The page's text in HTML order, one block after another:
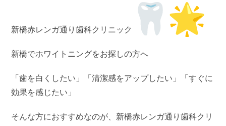
新橋赤レンガ通り歯科クリニック
新橋でホワイトニングをお探しの方へ
「歯を白くしたい」「清潔感をアップしたい」「すぐに
効果を感じたい」
そんな方におすすめなのが、新橋赤レンガ通り歯科クリ